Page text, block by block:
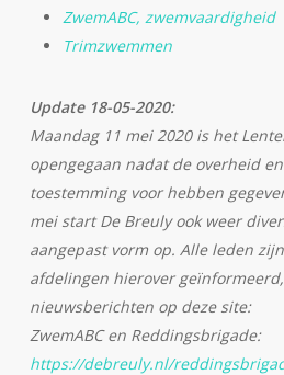
ZwemABC,
Trimzwemmen
Update 18-05-2020:
Maandag 11 mei 2020 is het
opengegaan nadat de overheid
toestemming voor hebben
mei start De Breuly ook weer
aangepast vorm op. Alle leden
afdelingen hierover
nieuwsberichten op deze site:
ZwemABC en Reddingsbrigade:
https://debreuly.nl/